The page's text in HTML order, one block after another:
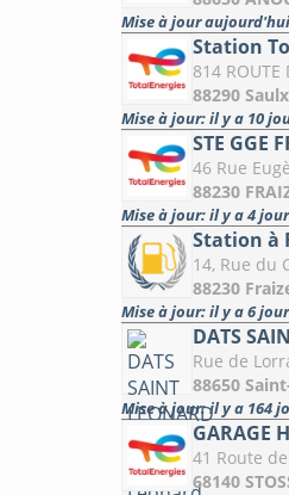
Mise à jour aujourd'hui
Station
814 ROUTE
88290
Mise à jour: il y a 10
STE GGE
46 Rue
88230
Mise à jour: il y a 4
Station à
14, Rue du
88230
Mise à jour: il y a 6
DATS
Rue de
88650
Mise à jour: il y a 164
GARAGE
41 Route
68140